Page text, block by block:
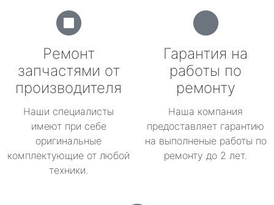
Ремонт
запчастями от
производителя
Наши специалисты
имеют при себе
оригинальные
комплектующие от любой
техники.
Гарантия на
работы по
ремонту
Наша компания
предоставляет гарантию
на выполненые работы по
ремонту до 2 лет.